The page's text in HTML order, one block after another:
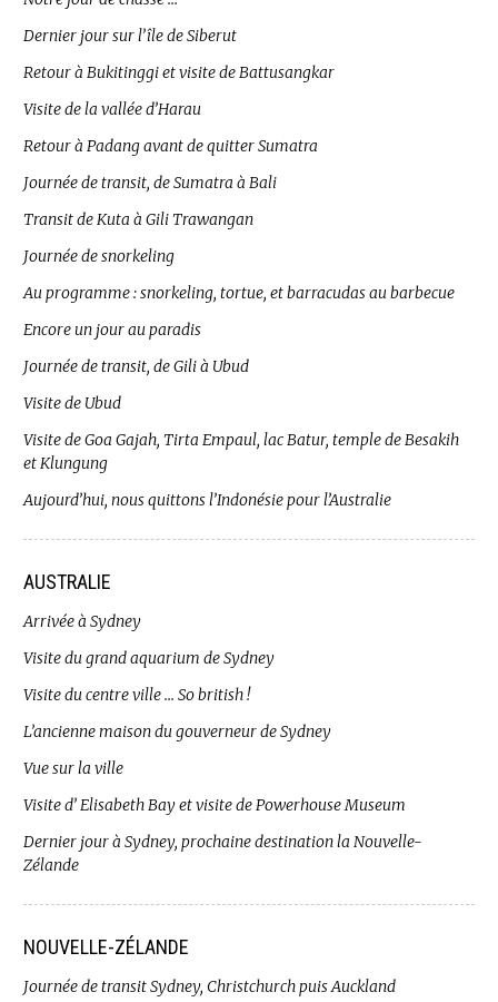
Dernier jour sur l’île de Siberut
Retour à Bukitinggi et visite de Battusangkar
Visite de la vallée d’Harau
Retour à Padang avant de quitter Sumatra
Journée de transit, de Sumatra à Bali
Transit de Kuta à Gili Trawangan
Journée de snorkeling
Au programme : snorkeling, tortue, et barracudas au barbecue
Encore un jour au paradis
Journée de transit, de Gili à Ubud
Visite de Ubud
Visite de Goa Gajah, Tirta Empaul, lac Batur, temple de Besakih
et Klungung
Aujourd’hui, nous quittons l’Indonésie pour l’Australie
AUSTRALIE
Arrivée à Sydney
Visite du grand aquarium de Sydney
Visite du centre ville … So british !
L’ancienne maison du gouverneur de Sydney
Vue sur la ville
Visite d’ Elisabeth Bay et visite de Powerhouse Museum
Dernier jour à Sydney, prochaine destination la Nouvelle-
Zélande
NOUVELLE-ZÉLANDE
Journée de transit Sydney, Christchurch puis Auckland